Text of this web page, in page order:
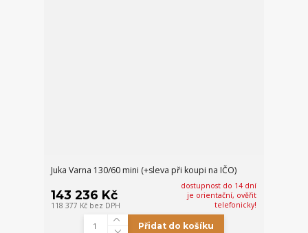
Juka Varna 130/60 mini (+sleva při koupi na IČO)
143 236 Kč
118 377 Kč bez DPH
dostupnost do 14 dní
je orientační, ověřit
telefonicky!
Přidat do košíku